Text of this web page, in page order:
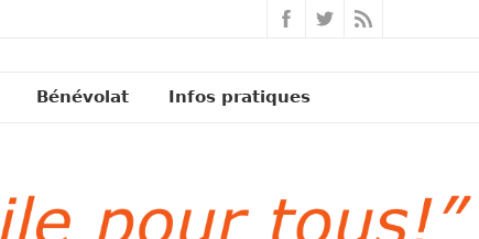
Bénévolat Infos pratiques